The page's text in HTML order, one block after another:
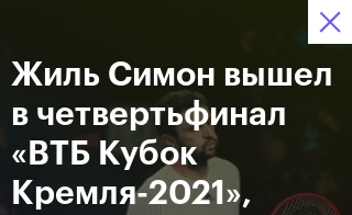
Доступ на стадионы
по QR-кодам
23 36 17 Билеты
Новости
За все время
Жиль Симон вышел
в четвертьфинал
«ВТБ Кубок
Кремля-2021»,